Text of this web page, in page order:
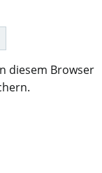
diesem Browser